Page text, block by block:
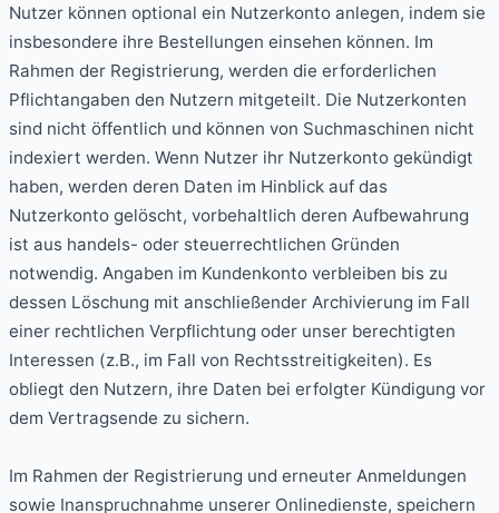
Nutzer können optional ein Nutzerkonto anlegen, indem sie
insbesondere ihre Bestellungen einsehen können. Im
Rahmen der Registrierung, werden die erforderlichen
Pflichtangaben den Nutzern mitgeteilt. Die Nutzerkonten
sind nicht öffentlich und können von Suchmaschinen nicht
indexiert werden. Wenn Nutzer ihr Nutzerkonto gekündigt
haben, werden deren Daten im Hinblick auf das
Nutzerkonto gelöscht, vorbehaltlich deren Aufbewahrung
ist aus handels- oder steuerrechtlichen Gründen
notwendig. Angaben im Kundenkonto verbleiben bis zu
dessen Löschung mit anschließender Archivierung im Fall
einer rechtlichen Verpflichtung oder unser berechtigten
Interessen (z.B., im Fall von Rechtsstreitigkeiten). Es
obliegt den Nutzern, ihre Daten bei erfolgter Kündigung vor
dem Vertragsende zu sichern.
Im Rahmen der Registrierung und erneuter Anmeldungen
sowie Inanspruchnahme unserer Onlinedienste, speichern